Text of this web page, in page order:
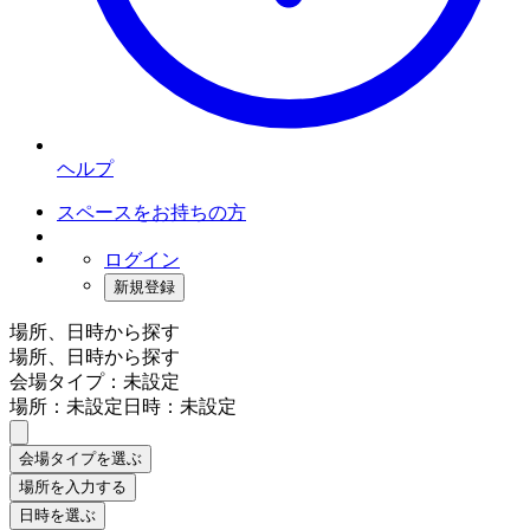
ヘルプ
スペースをお持ちの方
ログイン
新規登録
場所、日時から探す
場所、日時から探す
会場タイプ：未設定
場所：未設定日時：未設定
会場タイプを選ぶ
場所を入力する
日時を選ぶ